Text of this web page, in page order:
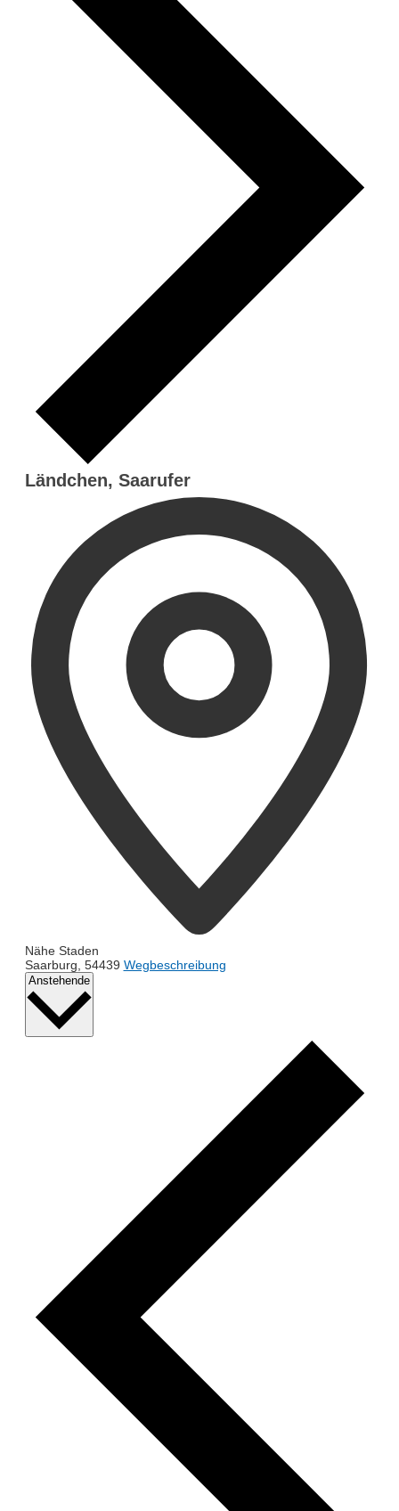
Ländchen, Saarufer
Nähe Staden
Saarburg 54439 Wegbeschreibung
Anstehende Datum